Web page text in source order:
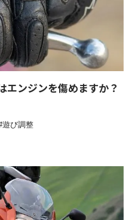
エンジンを傷めますか？
遊び調整